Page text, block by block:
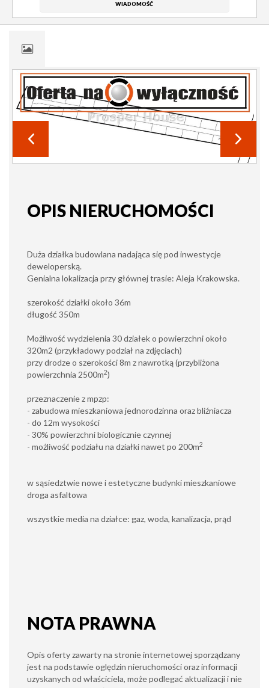
WIADOMOŚĆ
OPIS NIERUCHOMOŚCI
Duża działka budowlana nadająca się pod inwestycje
deweloperską.
Genialna lokalizacja przy głównej trasie: Aleja Krakowska.
szerokość działki około 36m
długość 350m
Możliwość wydzielenia 30 działek o powierzchni około
320m2 (przykładowy podział na zdjęciach)
przy drodze o szerokości 8m z nawrotką (przybliżona
powierzchnia 2500m2)
przeznaczenie z mpzp:
- zabudowa mieszkaniowa jednorodzinna oraz bliźniacza
- do 12m wysokości
- 30% powierzchni biologicznie czynnej
- możliwość podziału na działki nawet po 200m2
w sąsiedztwie nowe i estetyczne budynki mieszkaniowe
droga asfaltowa
wszystkie media na działce: gaz, woda, kanalizacja, prąd
NOTA PRAWNA
Opis oferty zawarty na stronie internetowej sporządzany
jest na podstawie oględzin nieruchomości oraz informacji
uzyskanych od właściciela, może podlegać aktualizacji i nie